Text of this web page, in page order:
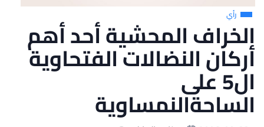
رأي
الخراف المحشية أحد أهم
أركان النضالات الفتحاوية
ال5 على
الساحةالنمساوية